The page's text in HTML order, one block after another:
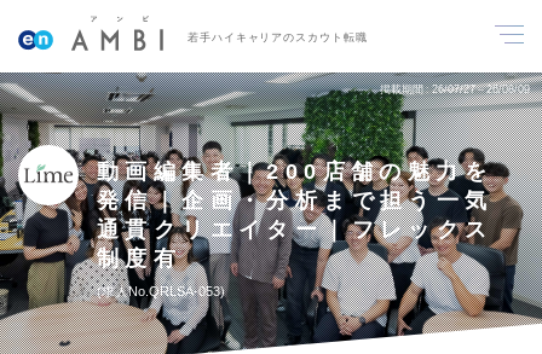
若手ハイキャリアのスカウト転職
掲載期間 26/07/27～26/08/09
動画編集者｜200店舗の魅力を
発信｜企画・分析まで担う一気
通貫クリエイター｜フレックス
制度有
求人No.QRLSA-053